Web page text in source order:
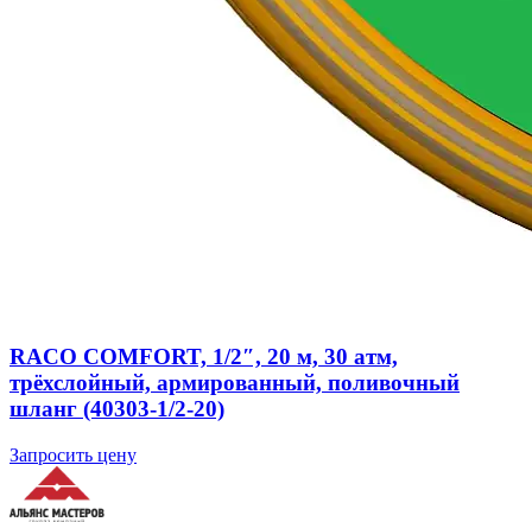
RACO COMFORT, 1/2″, 20 м, 30 атм,
трёхслойный, армированный, поливочный
шланг (40303-1/2-20)
Запросить цену